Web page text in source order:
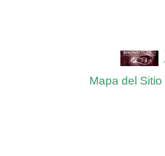
Mapa del Sitio